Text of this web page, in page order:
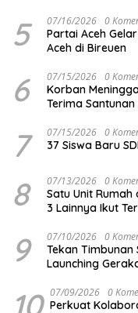
5 07/16/2026 0
Partai Aceh
Aceh di Bireuen
6 07/15/2026 0
Korban
Terima Santunan
7 07/15/2026 0
37 Siswa Baru
8 07/13/2026 0
Satu Unit
3 Lainnya Ikut
9 07/10/2026 0
Tekan Timbunan
Launching
10 07/09/2026 0
Perkuat